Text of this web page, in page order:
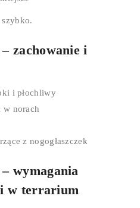
0
Cart
zachowanie i
i płochliwy
w norach
z nogogłaszczek
wymagania
w terrarium